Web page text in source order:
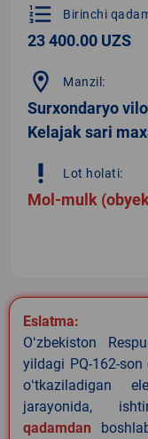
format_list_numbered Birinchi
23 400.00 UZS
location_on Manzil:
Surxondaryo
Kelajak sari
priority_high Lot holati:
Mol-mulk
Eslatma:
Oʻzbekiston
yildagi PQ-162-
oʻtkaziladigan
jarayonida,
qadamdan